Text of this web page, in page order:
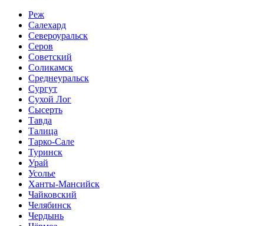
Реж
Салехард
Североуральск
Серов
Советский
Соликамск
Среднеуральск
Сургут
Сухой Лог
Сысерть
Тавда
Талица
Тарко-Сале
Туринск
Урай
Усолье
Ханты-Мансийск
Чайковский
Челябинск
Чердынь